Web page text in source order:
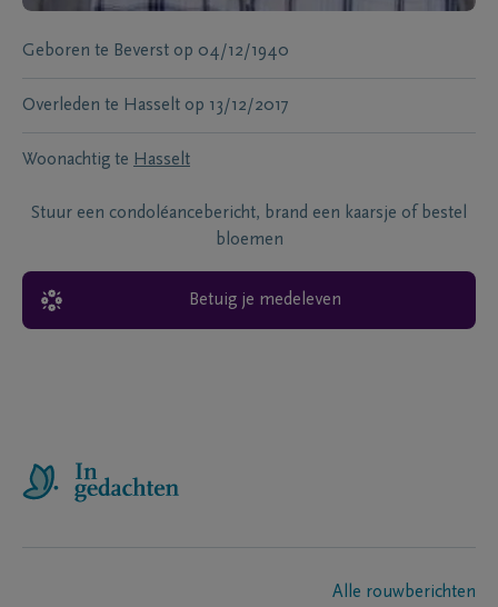
Geboren te Beverst op 04/12/1940
Overleden te Hasselt op 13/12/2017
Woonachtig te Hasselt
Stuur een condoléancebericht, brand een kaarsje of bestel
bloemen
Betuig je medeleven
Alle rouwberichten